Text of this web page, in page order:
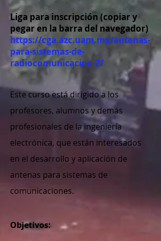
Liga para inscripción (copiar y
pegar en la barra del navegador)
https://cga.azc.uam.mx/antenas-
para-sistemas-de-
radiocomunicacion-2/
Este curso está dirigido a los
profesores, alumnos y demás
profesionales de la ingeniería
electrónica, que están interesados
en el desarrollo y aplicación de
antenas para sistemas de
comunicaciones.
Objetivos: